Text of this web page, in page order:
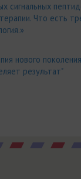
сигнальных
Что есть
нового
результат"